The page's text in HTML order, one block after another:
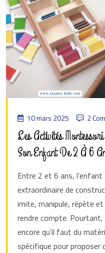
10 mars 2025 2
Les Activités
Son Enfant De 2 À 6
Entre 2 et 6 ans,
extraordinaire de
imite, manipule, répète et
rendre compte.
encore qu’il faut du
spécifique pour